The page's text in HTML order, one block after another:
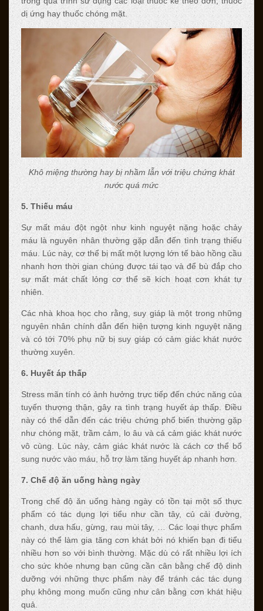
dị ứng hay thuốc chóng mặt.
Khô miệng thường hay bị nhầm lẫn với triệu chứng khát
nước quá mức
5. Thiếu máu
Sự mất máu đột ngột như kinh nguyệt nặng hoặc chảy
máu là nguyên nhân thường gặp dẫn đến tình trạng thiếu
máu. Lúc này, cơ thể bị mất một lượng lớn tế bào hồng cầu
nhanh hơn thời gian chúng được tái tạo và để bù đắp cho
sự mất mát chất lỏng cơ thể sẽ kích hoạt cơn khát tự
nhiên.
Các nhà khoa học cho rằng, suy giáp là một trong những
nguyên nhân chính dẫn đến hiện tượng kinh nguyệt nặng
và có tới 70% phụ nữ bị suy giáp có cảm giác khát nước
thường xuyên.
6. Huyết áp thấp
Stress mãn tính có ảnh hưởng trực tiếp đến chức năng của
tuyến thượng thận, gây ra tình trạng huyết áp thấp. Điều
này có thể dẫn đến các triệu chứng phổ biến thường gặp
như chóng mặt, trầm cảm, lo âu và cả cảm giác khát nước
vô cùng. Lúc này, cảm giác khát nước là cách cơ thể bổ
sung nước vào máu, hỗ trợ làm tăng huyết áp nhanh hơn.
7. Chế độ ăn uống hàng ngày
Trong chế độ ăn uống hàng ngày có tồn tại một số thực
phẩm có tác dụng lợi tiểu như cần tây, củ cải đường,
chanh, dưa hấu, gừng, rau mùi tây, … Các loại thực phẩm
này có thể làm gia tăng cơn khát bởi nó khiến bạn đi tiểu
nhiều hơn so với bình thường. Mặc dù có rất nhiều lợi ích
cho sức khỏe nhưng bạn cũng cần cân bằng chế độ dinh
dưỡng với những thực phẩm này để tránh các tác dụng
phụ không mong muốn cũng như cân bằng cơn khát hiệu
quả.